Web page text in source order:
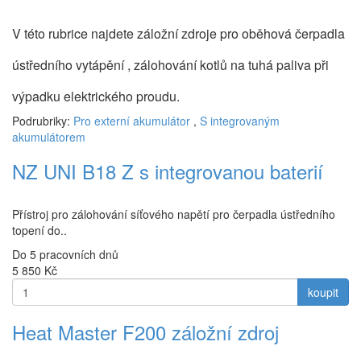
V této rubrice najdete záložní zdroje pro oběhová čerpadla
ústředního vytápění , zálohování kotlů na tuhá paliva při
výpadku elektrického proudu.
Podrubriky: Pro externí akumulátor , S integrovaným
akumulátorem
NZ UNI B18 Z s integrovanou baterií
Přístroj pro zálohování síťového napětí pro čerpadla ústředního
topení do..
Do 5 pracovních dnů
5 850 Kč
koupit
Heat Master F200 záložní zdroj